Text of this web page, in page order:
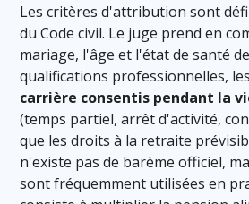
Les critères d'attribution sont
du Code civil. Le juge prend en
mariage, l'âge et l'état de santé
qualifications professionnelles, les
carrière consentis pendant la
(temps partiel, arrêt d'activité,
que les droits à la retraite
n'existe pas de barème officiel,
sont fréquemment utilisées en